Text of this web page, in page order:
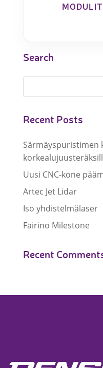
Search
Recent Posts
Särmäyspuristimen
Uusi CNC-kone
Artec Jet Lidar
Iso yhdistelmälaser
Fairino Milestone
Recent